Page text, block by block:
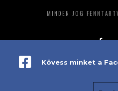
MINDEN JOG
ADATKEZELÉS
Kövess minket a